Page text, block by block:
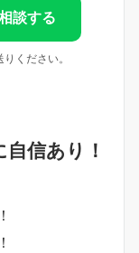
談する
りください。
信あり！